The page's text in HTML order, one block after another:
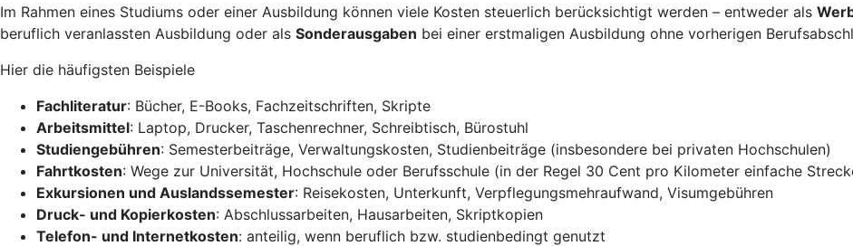
Im Rahmen eines Studiums oder einer Ausbildung können viele Kosten steuerlich berücksichtigt werden – entweder als
beruflich veranlassten Ausbildung oder als Sonderausgaben bei einer erstmaligen Ausbildung ohne vorherigen
Hier die häufigsten Beispiele
Fachliteratur: Bücher, E-Books, Fachzeitschriften, Skripte
Arbeitsmittel: Laptop, Drucker, Taschenrechner, Schreibtisch, Bürostuhl
Studiengebühren: Semesterbeiträge, Verwaltungskosten, Studienbeiträge (insbesondere bei privaten Hochschulen)
Fahrtkosten: Wege zur Universität, Hochschule oder Berufsschule (in der Regel 30 Cent pro Kilometer einfache
Exkursionen und Auslandssemester: Reisekosten, Unterkunft, Verpflegungsmehraufwand, Visumgebühren
Druck- und Kopierkosten: Abschlussarbeiten, Hausarbeiten, Skriptkopien
Telefon- und Internetkosten: anteilig, wenn beruflich bzw. studienbedingt genutzt